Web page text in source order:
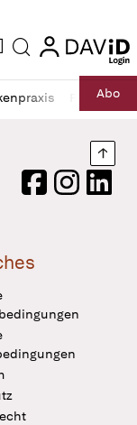
Suche login
RechtAbo
FacebookInstagram